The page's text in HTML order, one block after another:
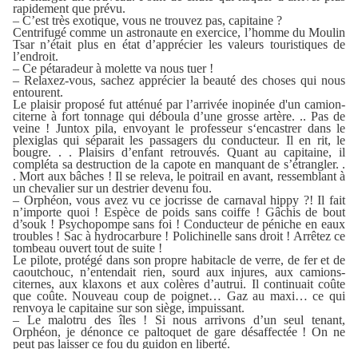
rapidement que prévu.
– C’est très exotique, vous ne trouvez pas, capitaine ?
Centrifugé comme un astronaute en exercice, l’homme du Moulin
Tsar n’était plus en état d’apprécier les valeurs touristiques de
l’endroit.
– Ce pétaradeur à molette va nous tuer !
– Relaxez-vous, sachez apprécier la beauté des choses qui nous
entourent.
Le plaisir proposé fut atténué par l’arrivée inopinée d'un camion-
citerne à fort tonnage qui déboula d’une grosse artère. .. Pas de
veine ! Juntox pila, envoyant le professeur s‘encastrer dans le
plexiglas qui séparait les passagers du conducteur. Il en rit, le
bougre. . . Plaisirs d’enfant retrouvés. Quant au capitaine, il
compléta sa destruction de la capote en manquant de s’étrangler. .
. Mort aux bâches ! Il se releva, le poitrail en avant, ressemblant à
un chevalier sur un destrier devenu fou.
– Orphéon, vous avez vu ce jocrisse de carnaval hippy ?! Il fait
n’importe quoi ! Espèce de poids sans coiffe ! Gâchis de bout
d’souk ! Psychopompe sans foi ! Conducteur de péniche en eaux
troubles ! Sac à hydrocarbure ! Polichinelle sans droit ! Arrêtez ce
tombeau ouvert tout de suite !
Le pilote, protégé dans son propre habitacle de verre, de fer et de
caoutchouc, n’entendait rien, sourd aux injures, aux camions-
citernes, aux klaxons et aux colères d’autrui. Il continuait coûte
que coûte. Nouveau coup de poignet… Gaz au maxi… ce qui
renvoya le capitaine sur son siège, impuissant.
– Le malotru des îles ! Si nous arrivons d’un seul tenant,
Orphéon, je dénonce ce paltoquet de gare désaffectée ! On ne
peut pas laisser ce fou du guidon en liberté.